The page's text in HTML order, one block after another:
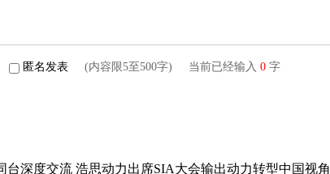
匿名发表 (内容限5至500字) 当前已经输入 0 字
台深度交流 浩思动力出席SIA大会输出动力转型中国视角